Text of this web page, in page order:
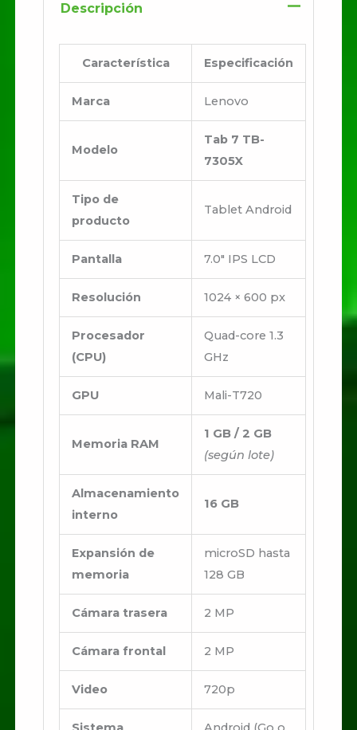
Descripción
Característica Especificación
Marca Lenovo
Modelo
Tab 7 TB-
7305X
Tipo de
producto
Tablet Android
Pantalla 7.0″ IPS LCD
Resolución 1024 × 600 px
Procesador
(CPU)
Quad-core 1.3
GHz
GPU Mali-T720
Memoria RAM
1 GB / 2 GB
(según lote)
Almacenamiento
interno
16 GB
Expansión de
memoria
microSD hasta
128 GB
Cámara trasera 2 MP
Cámara frontal 2 MP
Video 720p